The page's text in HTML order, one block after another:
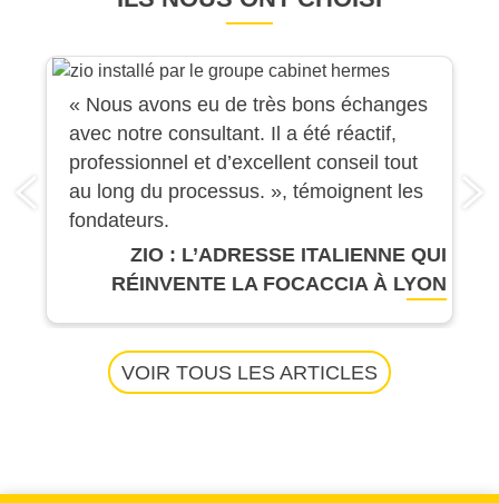
« Nous avons eu de très bons échanges
avec notre consultant. Il a été réactif,
professionnel et d’excellent conseil tout
au long du processus. », témoignent les
fondateurs.
ZIO : L’ADRESSE ITALIENNE QUI
RÉINVENTE LA FOCACCIA À LYON
VOIR TOUS LES ARTICLES